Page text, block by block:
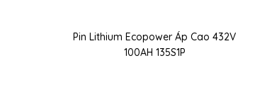
Pin Lithium Ecopower Áp Cao 432V
100AH 135S1P